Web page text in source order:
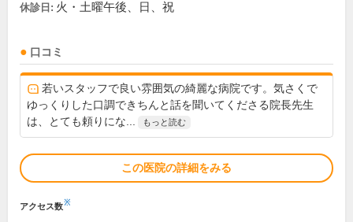
休診日: 火・土曜午後、日、祝
口コミ
若いスタッフで良い雰囲気の綺麗な病院です。気さくで
ゆっくりした口調できちんと話を聞いてくださる院長先生
は、とても頼りにな...
もっと読む
この医院の詳細をみる
アクセス数※